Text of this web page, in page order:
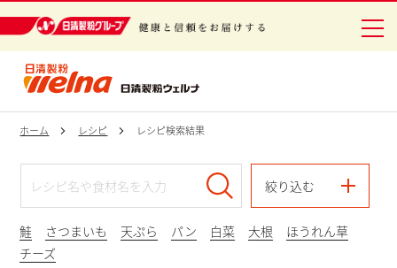
ホーム レシピ レシピ検索結果
絞り込む
鮭 さつまいも 天ぷら パン 白菜 大根
ほうれん草
チーズ